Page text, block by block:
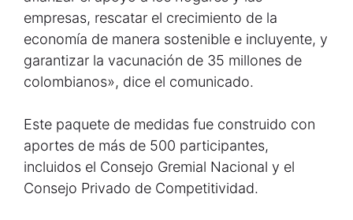
empresas, rescatar el crecimiento de la
economía de manera sostenible e incluyente, y
garantizar la vacunación de 35 millones de
colombianos», dice el comunicado.
Este paquete de medidas fue construido con
aportes de más de 500 participantes,
incluidos el Consejo Gremial Nacional y el
Consejo Privado de Competitividad.